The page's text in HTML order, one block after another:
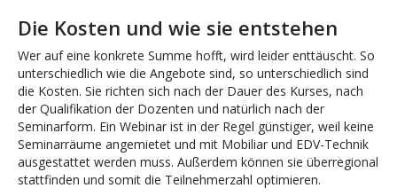
Die Kosten und wie sie entstehen
Wer auf eine konkrete Summe hofft, wird leider enttäuscht. So
unterschiedlich wie die Angebote sind, so unterschiedlich sind
die Kosten. Sie richten sich nach der Dauer des Kurses, nach
der Qualifikation der Dozenten und natürlich nach der
Seminarform. Ein Webinar ist in der Regel günstiger, weil keine
Seminarräume angemietet und mit Mobiliar und EDV-Technik
ausgestattet werden muss. Außerdem können sie überregional
stattfinden und somit die Teilnehmerzahl optimieren.